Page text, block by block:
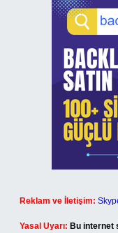
Reklam ve İletişim:
Yasal Uyarı: Bu internet